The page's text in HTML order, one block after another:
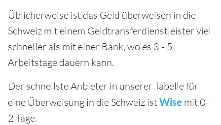
Üblicherweise ist das Geld überweisen in die
Schweiz mit einem Geldtransferdienstleister viel
schneller als mit einer Bank, wo es 3 - 5
Arbeitstage dauern kann.
Der schnellste Anbieter in unserer Tabelle für
eine Überweisung in die Schweiz istWise mit 0-
2 Tage.